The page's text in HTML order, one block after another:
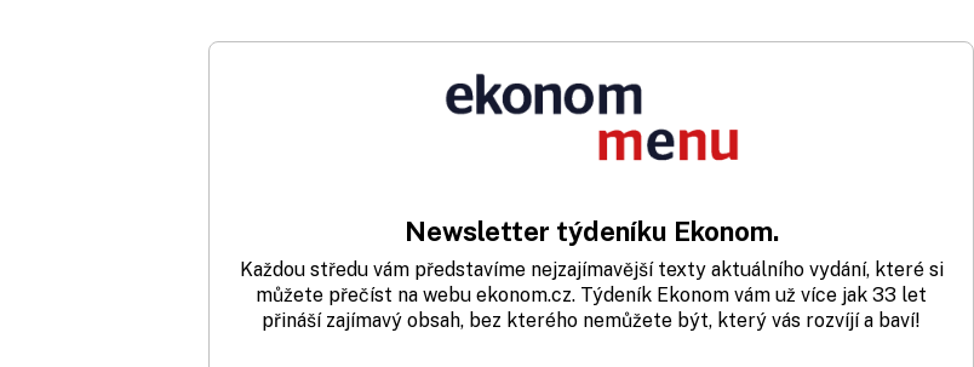
Newsletter týdeníku Ekonom.
Každou středu vám představíme nejzajímavější texty aktuálního vydání, které si
můžete přečíst na webu ekonom.cz. Týdeník Ekonom vám už více jak 33 let
přináší zajímavý obsah, bez kterého nemůžete být, který vás rozvíjí a baví!